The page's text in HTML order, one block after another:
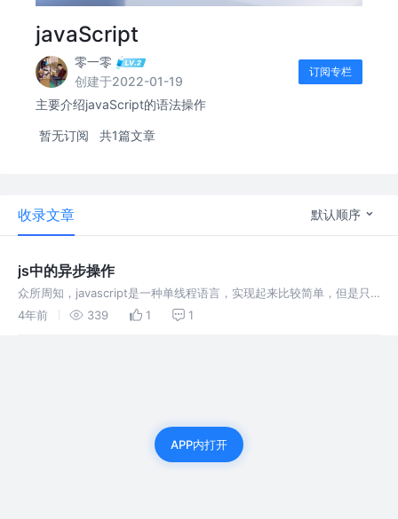
javaScript
零一零
创建于2022-01-19
订阅专栏
主要介绍javaScript的语法操作
暂无订阅 共1篇文章
收录文章 默认顺序
js中的异步操作
众所周知，javascript是一种单线程语言，实现起来比较简单，但是只
要有一个任务正在执行，那其他任务只能等待这个任务执行完成才能继
4年前 339 1 1
APP内打开